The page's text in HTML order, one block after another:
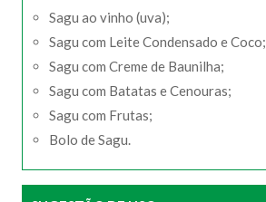
Sagu ao vinho (uva);
Sagu com Leite Condensado e Coco;
Sagu com Creme de Baunilha;
Sagu com Batatas e Cenouras;
Sagu com Frutas;
Bolo de Sagu.